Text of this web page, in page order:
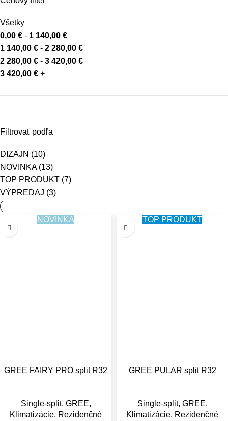
Všetky
0,00 € - 1 140,00 €
1 140,00 € - 2 280,00 €
2 280,00 € - 3 420,00 €
3 420,00 € +
Filtrovať podľa
DIZAJN (10)
NOVINKA (13)
TOP PRODUKT (7)
VÝPREDAJ (3)
NOVINKA
GREE FAIRY PRO split R32
Single-split, GREE,
Klimatizácie, Rezidenčné
TOP PRODUKT
GREE PULAR split R32
Single-split, GREE,
Klimatizácie, Rezidenčné